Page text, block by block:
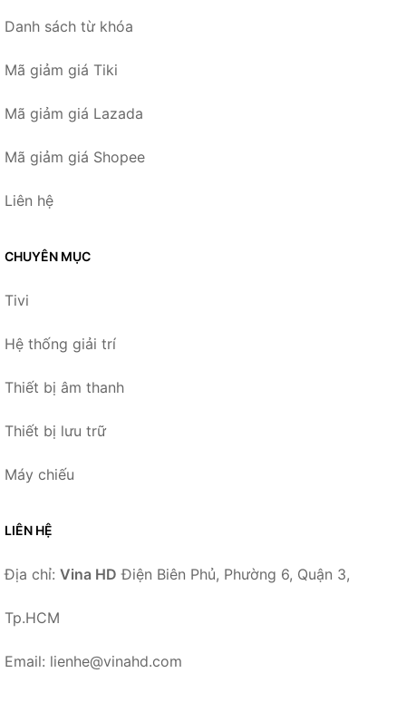
Danh sách từ khóa
Mã giảm giá Tiki
Mã giảm giá Lazada
Mã giảm giá Shopee
Liên hệ
CHUYÊN MỤC
Tivi
Hệ thống giải trí
Thiết bị âm thanh
Thiết bị lưu trữ
Máy chiếu
LIÊN HỆ
Địa chỉ: Vina HD Điện Biên Phủ, Phường 6, Quận 3,
Tp.HCM
Email: lienhe@vinahd.com